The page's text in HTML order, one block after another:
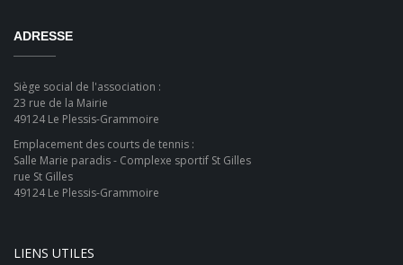
ADRESSE
Siège social de l'association :
23 rue de la Mairie
49124 Le Plessis-Grammoire
Emplacement des courts de tennis :
Salle Marie paradis - Complexe sportif St Gilles
rue St Gilles
49124 Le Plessis-Grammoire
LIENS UTILES